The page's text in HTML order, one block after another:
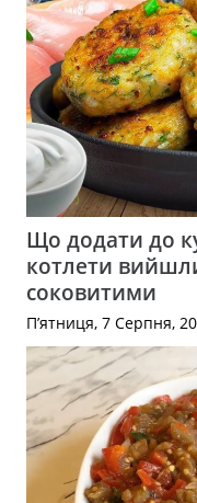
Що додати до
котлети
соковитими
П’ятниця, 7 Серпня,